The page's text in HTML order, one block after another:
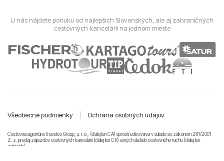
U nás nájdete ponuku od najlepších Slovenských, ale aj zahraničných
cestovných kancelárií na jednom mieste
Všeobecné podmienky Ochrana osobných údajov
Cestovná agentúra Travelco Group, s. r. o., (ďalej len CA) sprostredkováva v súlade so zákonom 281/2001
Z. z. predaj zájazdov cestovných kancelárii (ďalej len CK) a iných služieb cestovného ruchu (ďalej len
zájazdy).